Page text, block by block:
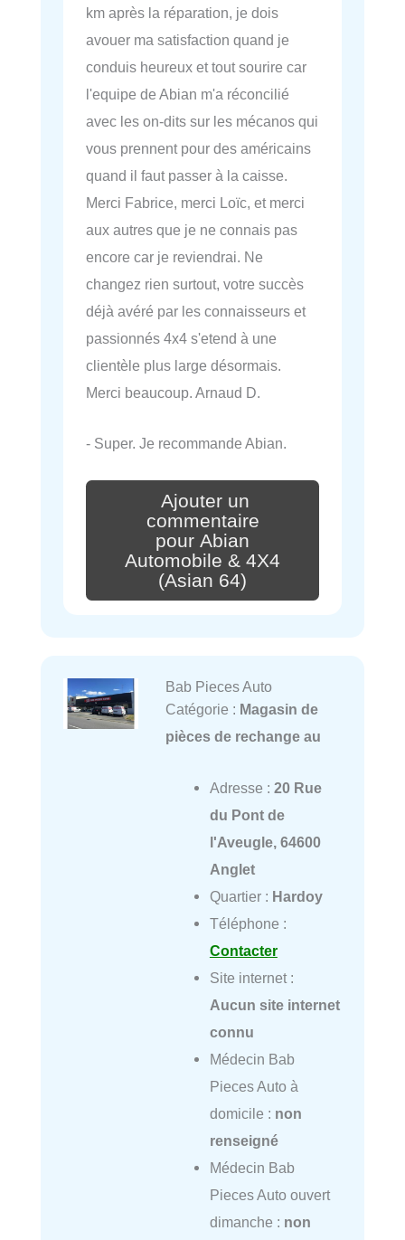
km après la réparation, je dois
avouer ma satisfaction quand je
conduis heureux et tout sourire car
l'equipe de Abian m'a réconcilié
avec les on-dits sur les mécanos qui
vous prennent pour des américains
quand il faut passer à la caisse.
Merci Fabrice, merci Loïc, et merci
aux autres que je ne connais pas
encore car je reviendrai. Ne
changez rien surtout, votre succès
déjà avéré par les connaisseurs et
passionnés 4x4 s'etend à une
clientèle plus large désormais.
Merci beaucoup. Arnaud D.
- Super. Je recommande Abian.
Ajouter un
commentaire
pour Abian
Automobile & 4X4
(Asian 64)
Bab Pieces Auto
Catégorie : Magasin de
pièces de rechange au
Adresse : 20 Rue
du Pont de
l'Aveugle, 64600
Anglet
Quartier : Hardoy
Téléphone :
Contacter
Site internet :
Aucun site internet
connu
Médecin Bab
Pieces Auto à
domicile : non
renseigné
Médecin Bab
Pieces Auto ouvert
dimanche : non